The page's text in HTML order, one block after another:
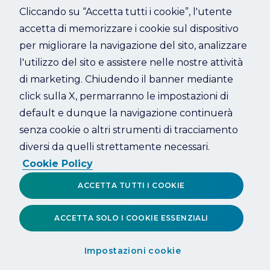
Refresh
Cliccando su “Accetta tutti i cookie”, l'utente
accetta di memorizzare i cookie sul dispositivo
per migliorare la navigazione del sito, analizzare
l'utilizzo del sito e assistere nelle nostre attività
di marketing. Chiudendo il banner mediante
click sulla X, permarranno le impostazioni di
default e dunque la navigazione continuerà
senza cookie o altri strumenti di tracciamento
diversi da quelli strettamente necessari.
Cookie Policy
Impostazioni cookie
ACCETTA SOLO I COOKIE ESSENZIALI
ACCETTA TUTTI I COOKIE